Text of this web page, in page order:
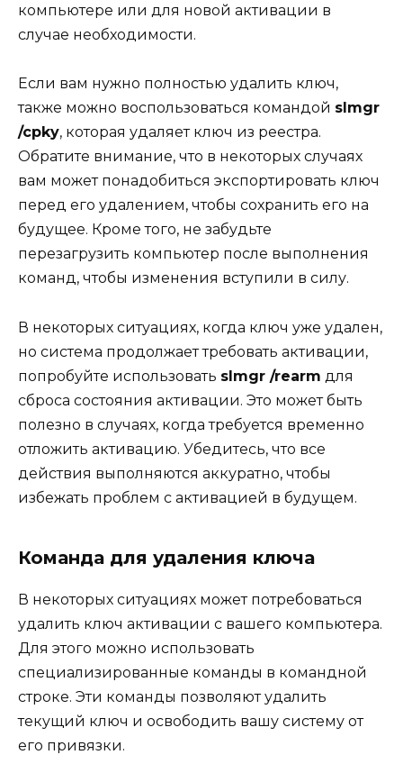
компьютере или для новой активации в
случае необходимости.
Если вам нужно полностью удалить ключ,
также можно воспользоваться командой slmgr
/cpky, которая удаляет ключ из реестра.
Обратите внимание, что в некоторых случаях
вам может понадобиться экспортировать ключ
перед его удалением, чтобы сохранить его на
будущее. Кроме того, не забудьте
перезагрузить компьютер после выполнения
команд, чтобы изменения вступили в силу.
В некоторых ситуациях, когда ключ уже удален,
но система продолжает требовать активации,
попробуйте использовать slmgr /rearm для
сброса состояния активации. Это может быть
полезно в случаях, когда требуется временно
отложить активацию. Убедитесь, что все
действия выполняются аккуратно, чтобы
избежать проблем с активацией в будущем.
Команда для удаления ключа
В некоторых ситуациях может потребоваться
удалить ключ активации с вашего компьютера.
Для этого можно использовать
специализированные команды в командной
строке. Эти команды позволяют удалить
текущий ключ и освободить вашу систему от
его привязки.